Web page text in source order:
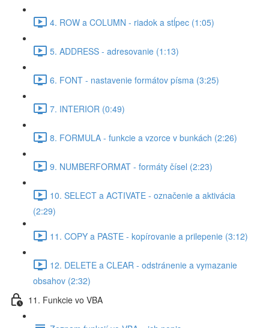
4. ROW a COLUMN - riadok a stĺpec (1:05)
5. ADDRESS - adresovanie (1:13)
6. FONT - nastavenie formátov písma (3:25)
7. INTERIOR (0:49)
8. FORMULA - funkcie a vzorce v bunkách (2:26)
9. NUMBERFORMAT - formáty čísel (2:23)
10. SELECT a ACTIVATE - označenie a aktivácia
(2:29)
11. COPY a PASTE - kopírovanie a prilepenie (3:12)
12. DELETE a CLEAR - odstránenie a vymazanie
obsahov (2:32)
11. Funkcie vo VBA